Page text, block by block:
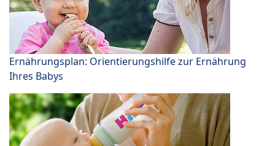
Ernährungsplan: Orientierungshilfe zur Ernährung
Ihres Babys